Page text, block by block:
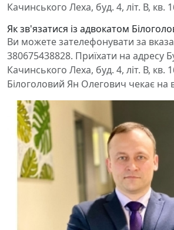
Качинського Леха, буд. 4, літ. В, кв.
Як зв'язатися із адвокатом
Ви можете зателефонувати за
380675438828. Приїхати на адресу
Качинського Леха, буд. 4, літ. В, кв.
Білоголовий Ян Олегович чекає на